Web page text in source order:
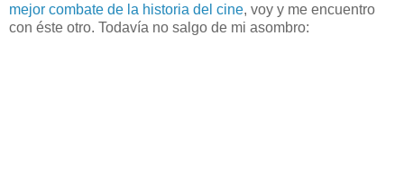
mejor combate de la historia del cine, voy y me encuentro
con éste otro. Todavía no salgo de mi asombro: